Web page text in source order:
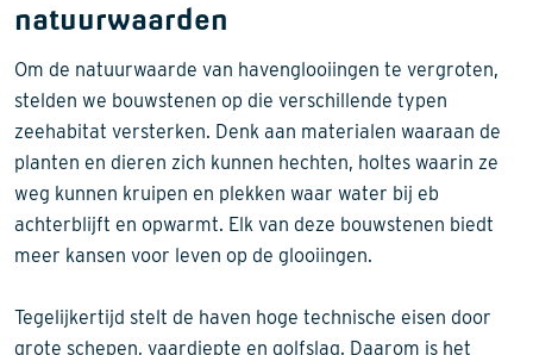
natuurwaarden
Om de natuurwaarde van havenglooiingen te vergroten,
stelden we bouwstenen op die verschillende typen
zeehabitat versterken. Denk aan materialen waaraan de
planten en dieren zich kunnen hechten, holtes waarin ze
weg kunnen kruipen en plekken waar water bij eb
achterblijft en opwarmt. Elk van deze bouwstenen biedt
meer kansen voor leven op de glooiingen.
Tegelijkertijd stelt de haven hoge technische eisen door
grote schepen, vaardiepte en golfslag. Daarom is het